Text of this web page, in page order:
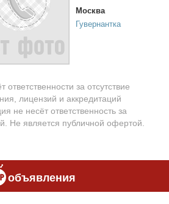
Москва
Гувернантка
за отсутствие
лицензий и аккредитаций
не несёт ответственность за
Не является публичной офертой.
объявления